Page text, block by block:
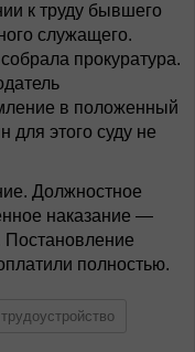
к труду бывшего
служащего.
прокуратура.
в положенный
для этого суду не
Должностное
наказание —
полностью.
трудоустройство